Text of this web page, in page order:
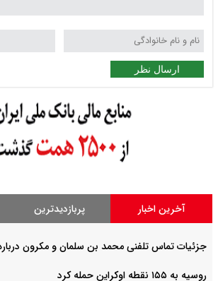
ارسال نظر
آخرین اخبار پربازدیدترین
جزئیات تماس تلفنی محمد بن سلمان و مکرون
روسیه به ۱۵۵ نقطه اوکراین حمله کرد